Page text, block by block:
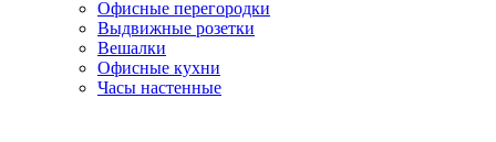
Офисные перегородки
Выдвижные розетки
Вешалки
Офисные кухни
Часы настенные